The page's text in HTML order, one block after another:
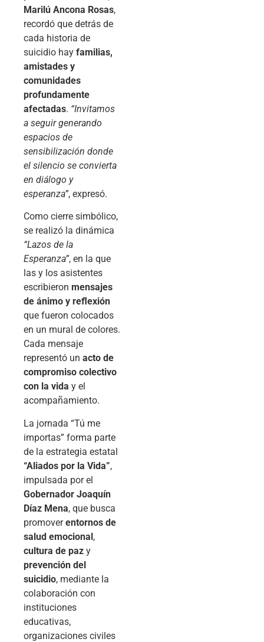
Marilú Ancona Rosas,
recordó que detrás de
cada historia de
suicidio hay familias,
amistades y
comunidades
profundamente
afectadas. “Invitamos
a seguir generando
espacios de
sensibilización donde
el silencio se convierta
en diálogo y
esperanza”, expresó.
Como cierre simbólico,
se realizó la dinámica
“Lazos de la
Esperanza”, en la que
las y los asistentes
escribieron mensajes
de ánimo y reflexión
que fueron colocados
en un mural de colores.
Cada mensaje
representó un acto de
compromiso colectivo
con la vida y el
acompañamiento.
La jornada “Tú me
importas” forma parte
de la estrategia estatal
“Aliados por la Vida”,
impulsada por el
Gobernador Joaquín
Díaz Mena, que busca
promoverentornos de
salud emocional,
cultura de paz y
prevención del
suicidio, mediante la
colaboración con
instituciones
educativas,
organizaciones civiles